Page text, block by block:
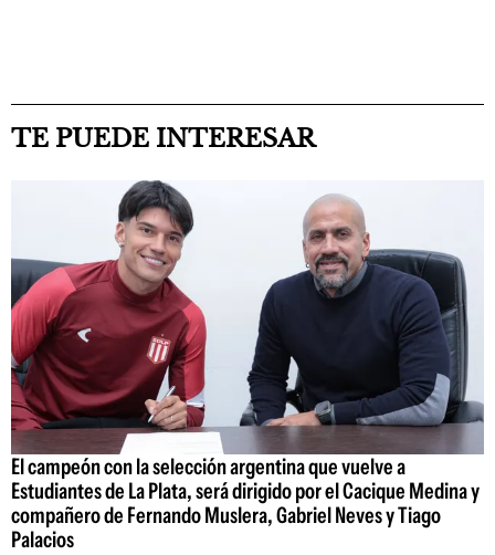
TE PUEDE INTERESAR
El campeón con la selección argentina que vuelve a
Estudiantes de La Plata, será dirigido por el Cacique Medina y
compañero de Fernando Muslera, Gabriel Neves y Tiago
Palacios